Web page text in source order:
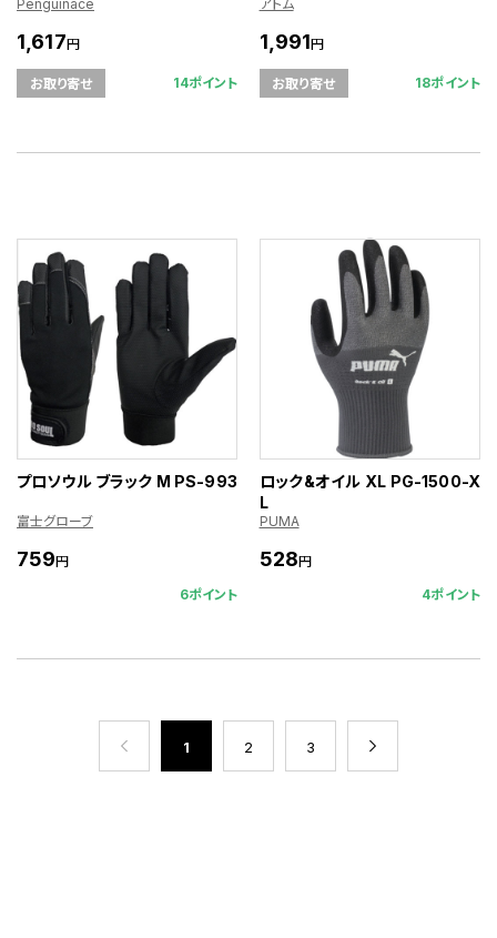
Penguinace
1,617円
お取り寄せ 14ポイント
アトム
1,991円
お取り寄せ 18ポイント
プロソウル ブラック M PS-993
富士グローブ
759円
6ポイント
ロック&オイル XL PG-1500-X
L
PUMA
528円
4ポイント
1 2 3